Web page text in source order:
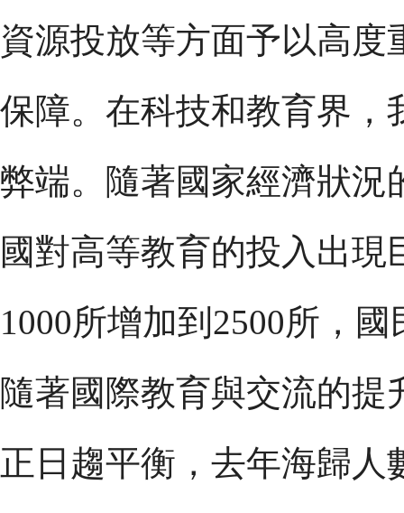
資源投放等方面予以高
保障。在科技和教育界，
弊端。隨著國家經濟狀況
國對高等教育的投入出
1000所增加到2500所，
隨著國際教育與交流的
正日趨平衡，去年海歸